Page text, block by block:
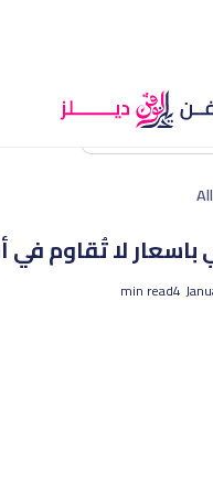
إلى الصفحة الرئيسية
لا تُقاوم في
4
min read